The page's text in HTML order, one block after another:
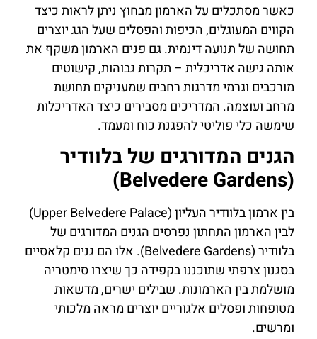
כאשר מסתכלים על הארמון מבחוץ ניתן לראות כיצד
הקווים המעוגלים, הכיפות והפסלים שעל הגג יוצרים
תחושה של תנועה דינמית. גם פנים הארמון משקף את
אותה גישה אדריכלית – תקרות גבוהות, קישוטים
מורכבים וגרמי מדרגות רחבים שמעניקים תחושת
מרחב ועוצמה. המדריכים מסבירים כיצד האדריכלות
שימשה כלי פוליטי להפגנת כוח ומעמד.
הגנים המדורגים של בלוודיר
(Belvedere Gardens)
בין ארמון בלוודיר העליון (Upper Belvedere Palace)
לבין הארמון התחתון נפרסים הגנים המדורגים של
בלוודיר (Belvedere Gardens). אלו הם גנים קלאסיים
בסגנון צרפתי שתוכננו בקפידה כך שיצרו סימטריה
מושלמת בין הארמונות. שבילים ישרים, מדשאות
מטופחות ופסלים אלגוריים יוצרים מראה מלכותי
ומרשים.